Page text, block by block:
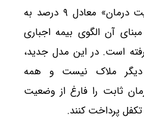
۳. مهم‌تر از همه، «حمایت درمان» معادل ۹ درصد به
آن الگوی بیمه اجباری
۲۸) قرار گرفته است. در این مدل جدید،
دیگر ملاک نیست و همه
ثابت را فارغ از وضعیت
پرداخت کنند.